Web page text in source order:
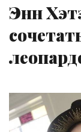
Энн